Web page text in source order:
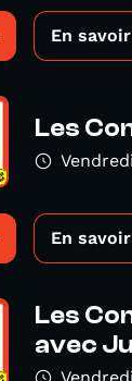
En
Les
En
Les
avec